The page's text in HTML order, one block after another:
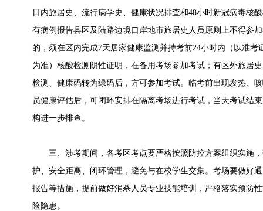
日内旅居史、流行病学史、健康状况排查和48小时新冠病毒核
有病例报告县区及陆路边境口岸地市旅居史人员原则上不得参
的，须在区内完成7天居家健康监测并持考前24小时内（以准
为准）核酸检测阴性证明，在备用考场参加考试；有区外旅居
检测、健康码转为绿码后，方可参加考试。临考前出现发热、
员健康评估后，可闭环安排在隔离考场进行考试，当天考试结
构进一步排查。
三、涉考期间，各考区考点要严格按照防控方案组织实施，
护、安全距离、闭环管理，避免与在校学生交集。考场要做好
报告等措施，提前做好消杀人员专业技能培训，严格落实预防
险隐患。